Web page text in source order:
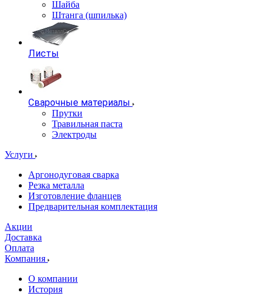
Шайба
Штанга (шпилька)
Листы
Сварочные материалы
Прутки
Травильная паста
Электроды
Услуги
Аргонодуговая сварка
Резка металла
Изготовление фланцев
Предварительная комплектация
Акции
Доставка
Оплата
Компания
О компании
История